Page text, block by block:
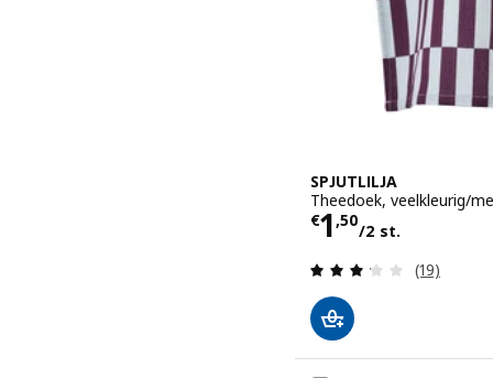
SPJUTLILJA
Theedoek, veelkleurig/
€1,50
/2 st.
Prijs € 1,50/
(19)